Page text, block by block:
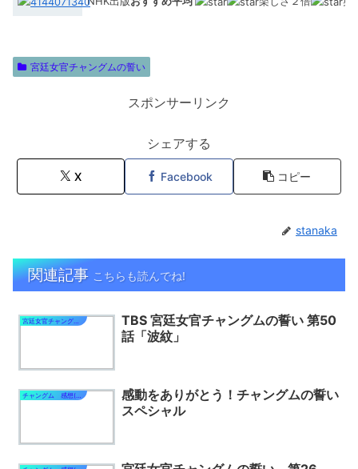
宮廷女官チャングムの誓い
スポンサーリンク
シェアする
X Facebook コピー
stanaka
関連記事 こちらも読んでね!
宮廷女官チャングムの誓い
TBS 宮廷女官チャングムの誓い 第50
話「波紋」
チャングム 感想(スペシャル番組)
感動をありがとう！チャングムの誓い
スペシャル